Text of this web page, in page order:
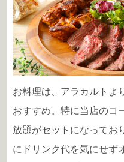
お料理は、アラカルトよ
おすすめ。特に当店のコ
放題がセットになってお
にドリンク代を気にせず